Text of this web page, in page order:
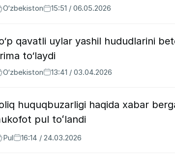
O‘zbekiston 15:51 / 06.05.2026
qavatli uylar yashil hududlarini
to‘laydi
O‘zbekiston 13:41 / 03.04.2026
huquqbuzarligi haqida xabar
pul toʻlandi
Pul 16:14 / 24.03.2026